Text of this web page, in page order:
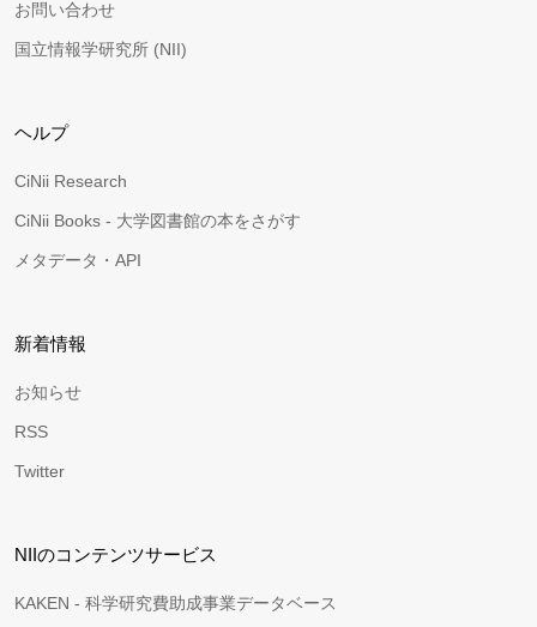
お問い合わせ
国立情報学研究所 (NII)
ヘルプ
CiNii Research
CiNii Books - 大学図書館の本をさがす
メタデータ・API
新着情報
お知らせ
RSS
Twitter
NIIのコンテンツサービス
KAKEN - 科学研究費助成事業データベース